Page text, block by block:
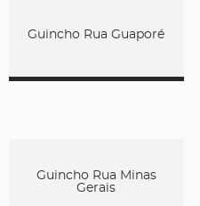
Guincho Rua Guaporé
Guincho Rua Minas
Gerais